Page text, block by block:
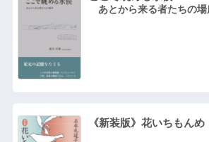
あとから来る者たちの場
《新装版》花いちもんめ